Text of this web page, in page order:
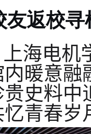
友返校寻
海电机
暖意
史料中
忆青春岁